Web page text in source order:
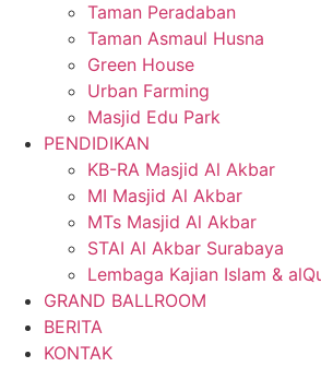
Taman Peradaban
Taman Asmaul Husna
Green House
Urban Farming
Masjid Edu Park
PENDIDIKAN
KB-RA Masjid Al Akbar
MI Masjid Al Akbar
MTs Masjid Al Akbar
STAI Al Akbar Surabaya
Lembaga Kajian Islam &
GRAND BALLROOM
BERITA
KONTAK